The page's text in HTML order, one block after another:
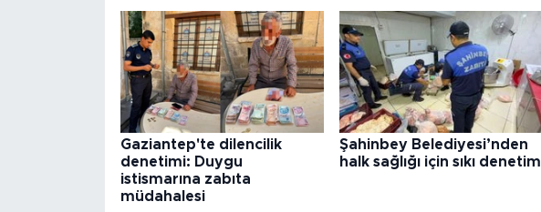
Gaziantep'te dilencilik
denetimi: Duygu
istismarına zabıta
müdahalesi
Şahinbey Belediyesi’nden
halk sağlığı için sıkı denetim